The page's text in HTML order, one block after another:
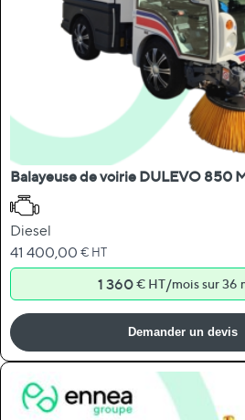
Balayeuse de voirie DULEVO 850
Diesel
41 400,00 € HT
1 360€ HT/mois sur 36
Demander un devis